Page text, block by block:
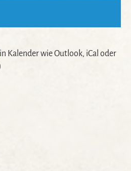
Kalender wie Outlook, iCal oder